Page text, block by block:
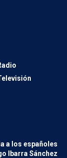
a los españoles
Ibarra Sánchez